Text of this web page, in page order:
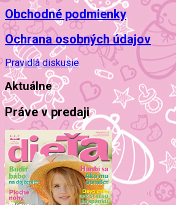
Obchodné podmienky
Ochrana osobných údajov
Pravidlá diskusie
Aktuálne
Práve v predaji